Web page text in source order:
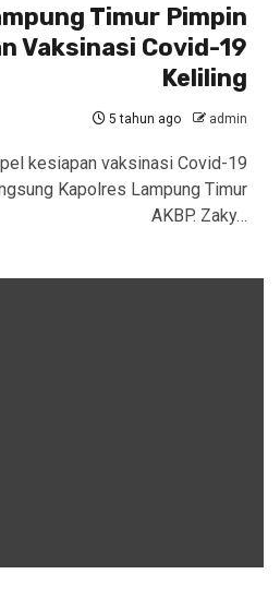
Timur Pimpin
Vaksinasi Covid-19
Keliling
5 tahun ago admin
kesiapan vaksinasi Covid-19
Kapolres Lampung Timur
AKBP. Zaky…